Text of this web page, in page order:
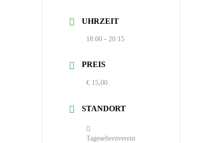
UHRZEIT
18:00 - 20:15
PREIS
€ 15,00
STANDORT
Tageselternverein